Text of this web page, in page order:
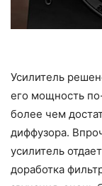
Усилитель
его мощность
более чем
диффузора.
усилитель
доработка